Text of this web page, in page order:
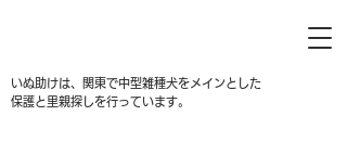
いぬ助けは、関東で中型雑種犬をメインとした
保護と里親探しを行っています。